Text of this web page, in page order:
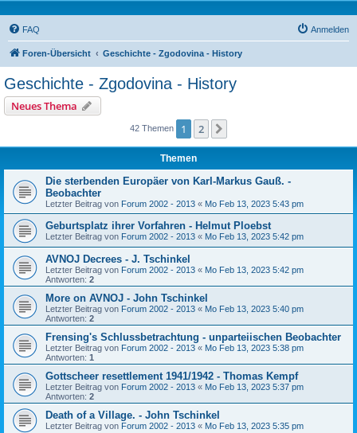
FAQ Anmelden
Foren-Übersicht Geschichte - Zgodovina - History
Geschichte - Zgodovina - History
Neues Thema
42 Themen 1 2
Themen
Die sterbenden Europäer von Karl-Markus Gauß. -
Beobachter
Letzter Beitrag von Forum 2002 - 2013 « Mo Feb 13, 2023 5:43 pm
Geburtsplatz ihrer Vorfahren - Helmut Ploebst
Letzter Beitrag von Forum 2002 - 2013 « Mo Feb 13, 2023 5:42 pm
AVNOJ Decrees - J. Tschinkel
Letzter Beitrag von Forum 2002 - 2013 « Mo Feb 13, 2023 5:42 pm
Antworten: 2
More on AVNOJ - John Tschinkel
Letzter Beitrag von Forum 2002 - 2013 « Mo Feb 13, 2023 5:40 pm
Antworten: 2
Frensing's Schlussbetrachtung - unparteiischen Beobachter
Letzter Beitrag von Forum 2002 - 2013 « Mo Feb 13, 2023 5:38 pm
Antworten: 1
Gottscheer resettlement 1941/1942 - Thomas Kempf
Letzter Beitrag von Forum 2002 - 2013 « Mo Feb 13, 2023 5:37 pm
Antworten: 2
Death of a Village. - John Tschinkel
Letzter Beitrag von Forum 2002 - 2013 « Mo Feb 13, 2023 5:35 pm